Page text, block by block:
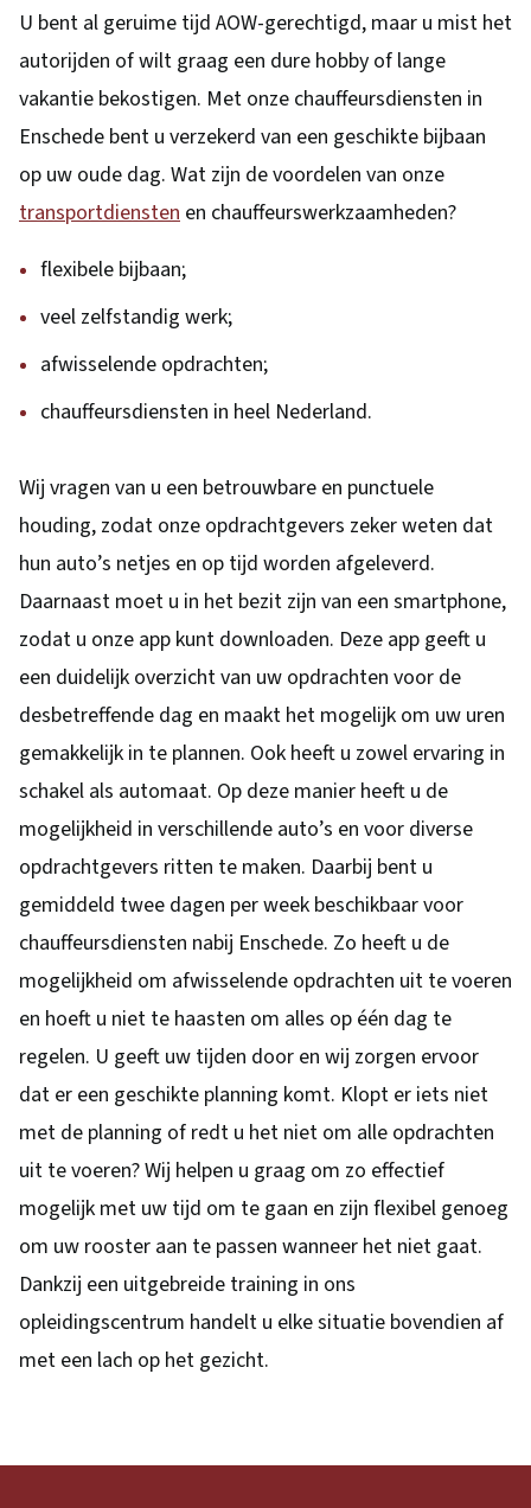
U bent al geruime tijd AOW-gerechtigd, maar u mist het
autorijden of wilt graag een dure hobby of lange
vakantie bekostigen. Met onze chauffeursdiensten in
Enschede bent u verzekerd van een geschikte bijbaan
op uw oude dag. Wat zijn de voordelen van onze
transportdiensten en chauffeurswerkzaamheden?
flexibele bijbaan;
veel zelfstandig werk;
afwisselende opdrachten;
chauffeursdiensten in heel Nederland.
Wij vragen van u een betrouwbare en punctuele
houding, zodat onze opdrachtgevers zeker weten dat
hun auto’s netjes en op tijd worden afgeleverd.
Daarnaast moet u in het bezit zijn van een smartphone,
zodat u onze app kunt downloaden. Deze app geeft u
een duidelijk overzicht van uw opdrachten voor de
desbetreffende dag en maakt het mogelijk om uw uren
gemakkelijk in te plannen. Ook heeft u zowel ervaring in
schakel als automaat. Op deze manier heeft u de
mogelijkheid in verschillende auto’s en voor diverse
opdrachtgevers ritten te maken. Daarbij bent u
gemiddeld twee dagen per week beschikbaar voor
chauffeursdiensten nabij Enschede. Zo heeft u de
mogelijkheid om afwisselende opdrachten uit te voeren
en hoeft u niet te haasten om alles op één dag te
regelen. U geeft uw tijden door en wij zorgen ervoor
dat er een geschikte planning komt. Klopt er iets niet
met de planning of redt u het niet om alle opdrachten
uit te voeren? Wij helpen u graag om zo effectief
mogelijk met uw tijd om te gaan en zijn flexibel genoeg
om uw rooster aan te passen wanneer het niet gaat.
Dankzij een uitgebreide training in ons
opleidingscentrum handelt u elke situatie bovendien af
met een lach op het gezicht.